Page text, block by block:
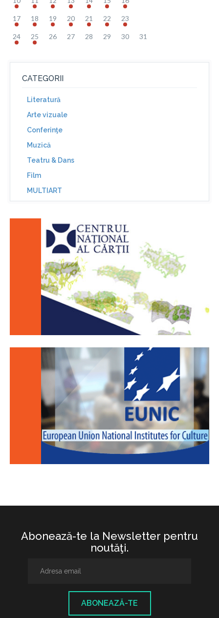
17 18 19 20 21 22 23
24 25 26 27 28 29 30 31
CATEGORII
Literatură
Arte vizuale
Conferinţe
Muzică
Teatru & Dans
Film
MULTIART
Abonează-te la Newsletter pentru
noutăţi.
ABONEAZĂ-TE